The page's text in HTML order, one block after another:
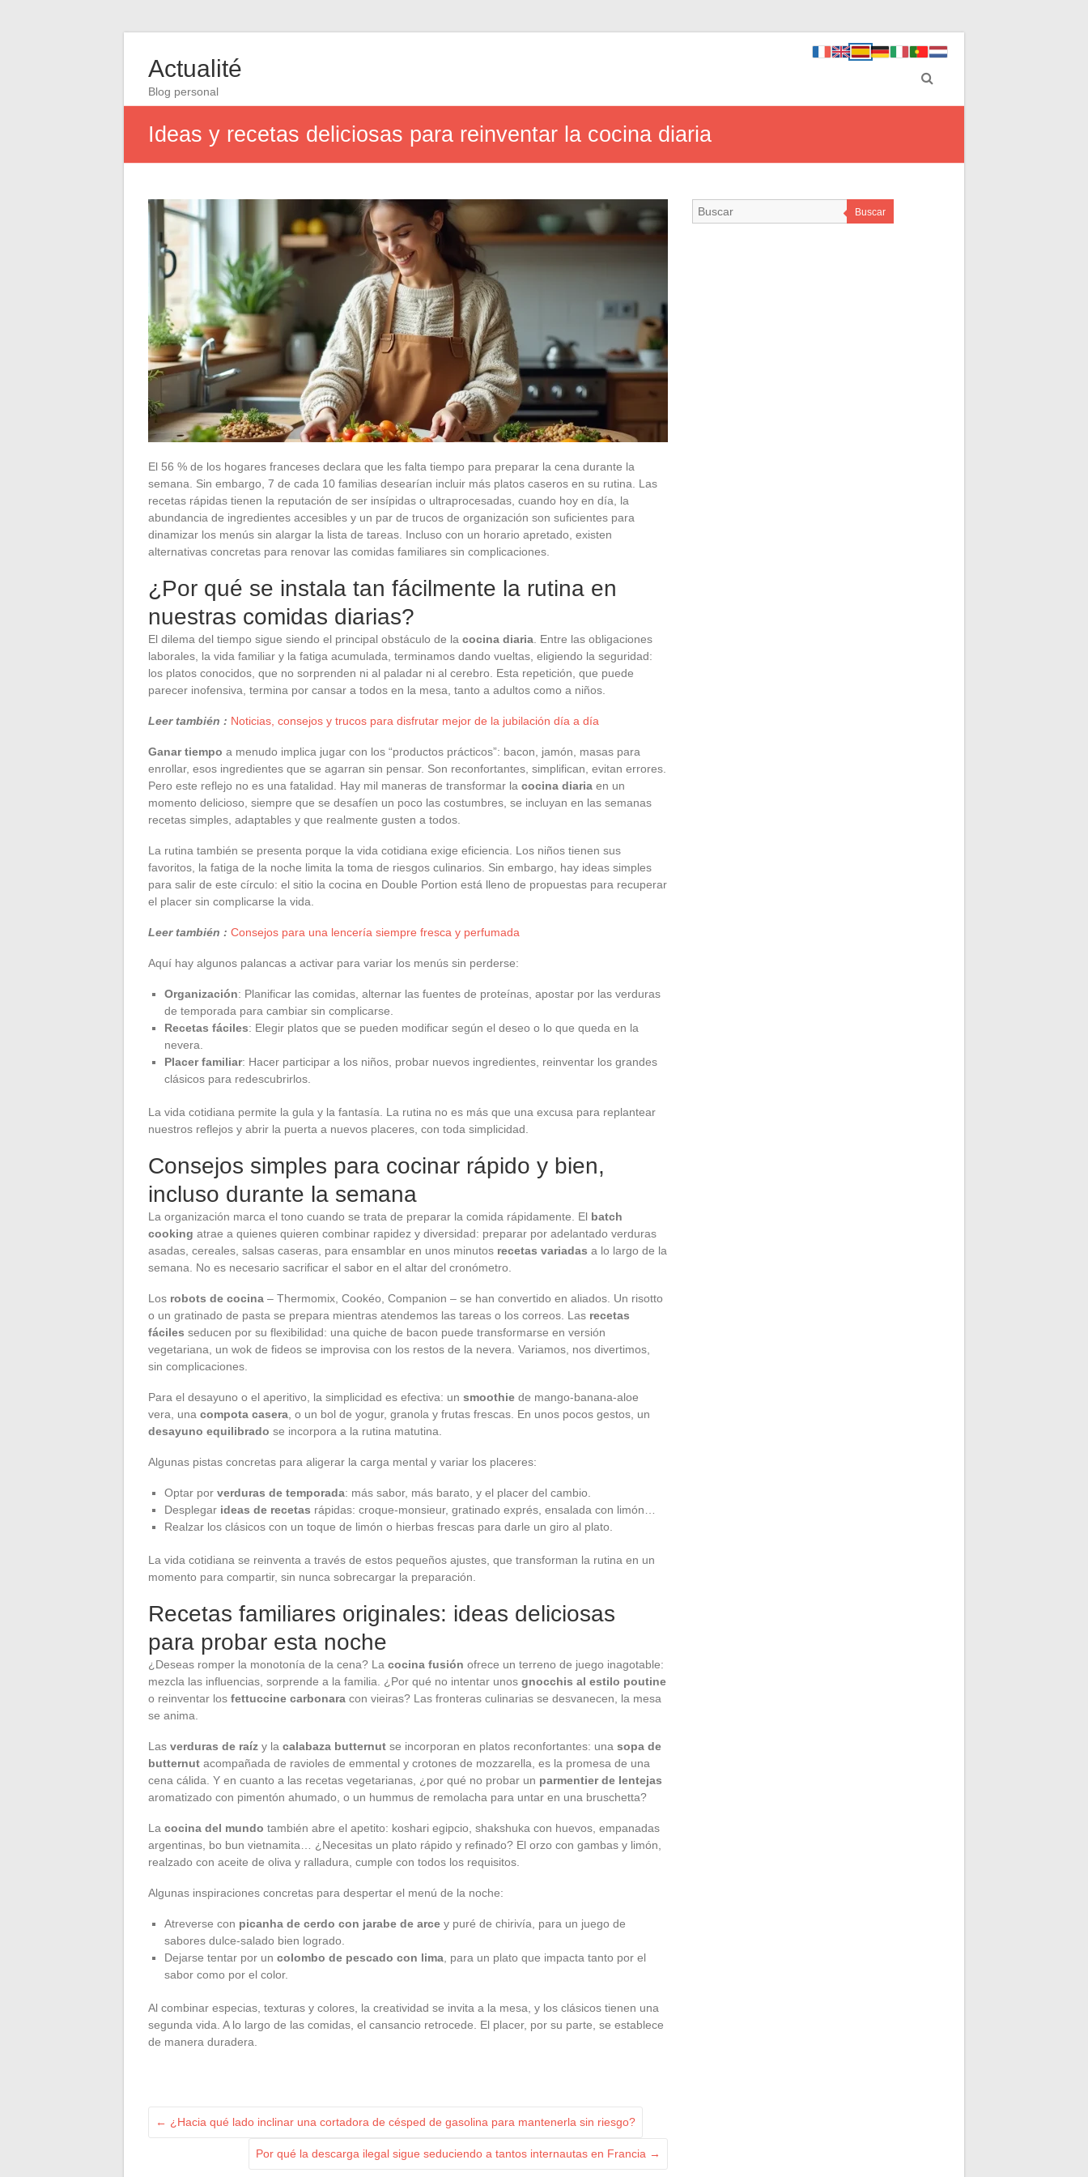
Actualité
Blog personal
Ideas y recetas deliciosas para reinventar la cocina diaria
El 56 % de los hogares franceses declara que les falta tiempo para preparar la cena durante la
semana. Sin embargo, 7 de cada 10 familias desearían incluir más platos caseros en su rutina. Las
recetas rápidas tienen la reputación de ser insípidas o ultraprocesadas, cuando hoy en día, la
abundancia de ingredientes accesibles y un par de trucos de organización son suficientes para
dinamizar los menús sin alargar la lista de tareas. Incluso con un horario apretado, existen
alternativas concretas para renovar las comidas familiares sin complicaciones.
¿Por qué se instala tan fácilmente la rutina en
nuestras comidas diarias?
El dilema del tiempo sigue siendo el principal obstáculo de la cocina diaria . Entre las obligaciones
laborales, la vida familiar y la fatiga acumulada, terminamos dando vueltas, eligiendo la seguridad:
los platos conocidos, que no sorprenden ni al paladar ni al cerebro. Esta repetición, que puede
parecer inofensiva, termina por cansar a todos en la mesa, tanto a adultos como a niños.
Leer también : Noticias, consejos y trucos para disfrutar mejor de la jubilación día a día
Ganar tiempo a menudo implica jugar con los “productos prácticos”: bacon, jamón, masas para
enrollar, esos ingredientes que se agarran sin pensar. Son reconfortantes, simplifican, evitan errores.
Pero este reflejo no es una fatalidad. Hay mil maneras de transformar la cocina diaria en un
momento delicioso, siempre que se desafíen un poco las costumbres, se incluyan en las semanas
recetas simples, adaptables y que realmente gusten a todos.
La rutina también se presenta porque la vida cotidiana exige eficiencia. Los niños tienen sus
favoritos, la fatiga de la noche limita la toma de riesgos culinarios. Sin embargo, hay ideas simples
para salir de este círculo: el sitio la cocina en Double Portion está lleno de propuestas para recuperar
el placer sin complicarse la vida.
Leer también : Consejos para una lencería siempre fresca y perfumada
Aquí hay algunos palancas a activar para variar los menús sin perderse:
Organización: Planificar las comidas, alternar las fuentes de proteínas, apostar por las verduras
de temporada para cambiar sin complicarse.
Recetas fáciles: Elegir platos que se pueden modificar según el deseo o lo que queda en la
nevera.
Placer familiar: Hacer participar a los niños, probar nuevos ingredientes, reinventar los grandes
clásicos para redescubrirlos.
La vida cotidiana permite la gula y la fantasía. La rutina no es más que una excusa para replantear
nuestros reflejos y abrir la puerta a nuevos placeres, con toda simplicidad.
Consejos simples para cocinar rápido y bien,
incluso durante la semana
La organización marca el tono cuando se trata de preparar la comida rápidamente. El batch
cooking atrae a quienes quieren combinar rapidez y diversidad: preparar por adelantado verduras
asadas, cereales, salsas caseras, para ensamblar en unos minutos recetas variadas a lo largo de la
semana. No es necesario sacrificar el sabor en el altar del cronómetro.
Los robots de cocina – Thermomix, Cookéo, Companion – se han convertido en aliados. Un risotto
o un gratinado de pasta se prepara mientras atendemos las tareas o los correos. Las recetas
fáciles seducen por su flexibilidad: una quiche de bacon puede transformarse en versión
vegetariana, un wok de fideos se improvisa con los restos de la nevera. Variamos, nos divertimos,
sin complicaciones.
Para el desayuno o el aperitivo, la simplicidad es efectiva: un smoothie de mango-banana-aloe
vera, una compota casera , o un bol de yogur, granola y frutas frescas. En unos pocos gestos, un
desayuno equilibrado se incorpora a la rutina matutina.
Algunas pistas concretas para aligerar la carga mental y variar los placeres:
Optar por verduras de temporada: más sabor, más barato, y el placer del cambio.
Desplegar ideas de recetas rápidas: croque-monsieur, gratinado exprés, ensalada con limón…
Realzar los clásicos con un toque de limón o hierbas frescas para darle un giro al plato.
La vida cotidiana se reinventa a través de estos pequeños ajustes, que transforman la rutina en un
momento para compartir, sin nunca sobrecargar la preparación.
Recetas familiares originales: ideas deliciosas
para probar esta noche
¿Deseas romper la monotonía de la cena? La cocina fusión ofrece un terreno de juego inagotable:
mezcla las influencias, sorprende a la familia. ¿Por qué no intentar unos gnocchis al estilo poutine
o reinventar los fettuccine carbonara con vieiras? Las fronteras culinarias se desvanecen, la mesa
se anima.
Las verduras de raíz y la calabaza butternut se incorporan en platos reconfortantes: una sopa de
butternut acompañada de ravioles de emmental y crotones de mozzarella, es la promesa de una
cena cálida. Y en cuanto a las recetas vegetarianas, ¿por qué no probar un parmentier de lentejas
aromatizado con pimentón ahumado, o un hummus de remolacha para untar en una bruschetta?
La cocina del mundo también abre el apetito: koshari egipcio, shakshuka con huevos, empanadas
argentinas, bo bun vietnamita… ¿Necesitas un plato rápido y refinado? El orzo con gambas y limón,
realzado con aceite de oliva y ralladura, cumple con todos los requisitos.
Algunas inspiraciones concretas para despertar el menú de la noche:
Atreverse con picanha de cerdo con jarabe de arce y puré de chirivía, para un juego de
sabores dulce-salado bien logrado.
Dejarse tentar por un colombo de pescado con lima , para un plato que impacta tanto por el
sabor como por el color.
Al combinar especias, texturas y colores, la creatividad se invita a la mesa, y los clásicos tienen una
segunda vida. A lo largo de las comidas, el cansancio retrocede. El placer, por su parte, se establece
de manera duradera.
← ¿Hacia qué lado inclinar una cortadora de césped de gasolina para mantenerla sin riesgo?
Por qué la descarga ilegal sigue seduciendo a tantos internautas en Francia →
Buscar